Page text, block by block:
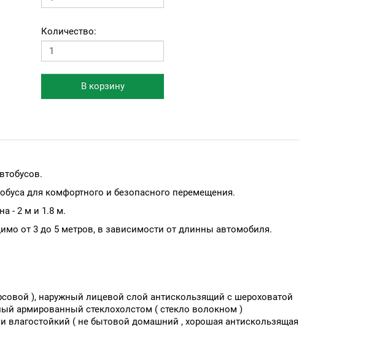
Количество:
В корзину
для комфортного и безопасного перемещения.
- 2 м и 1.8 м.
от 3 до 5 метров, в зависимости от длинны автомобиля.
), наружный лицевой слой антискользящий с шероховатой
армированный стеклохолстом ( стекло волокном )
влагостойкий ( не бытовой домашний , хорошая антискользящая